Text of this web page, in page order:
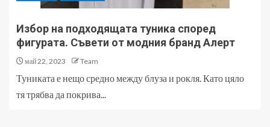
Избор на подходящата туника според
фигурата. Съвети от модния бранд Алерт
май 22, 2023 Team
Туниката е нещо средно между блуза и рокля. Като цяло
тя трябва да покрива...